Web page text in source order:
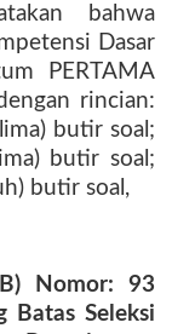
bahwa
Dasar
PERTAMA
rincian:
butir soal;
butir soal;
butir soal,
Nomor: 93
Batas Seleksi